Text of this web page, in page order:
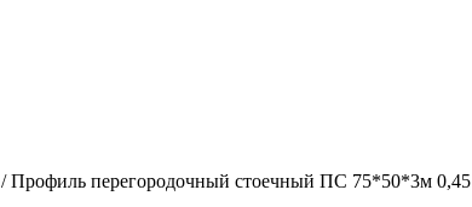
/ Профиль перегородочный стоечный ПС 75*50*3м 0,45